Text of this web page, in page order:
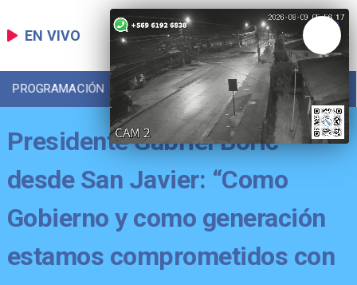
EN VIVO
PROGRAMACIÓN LOCAL DEPORTES
Presidente Gabriel Boric
desde San Javier: “Como
Gobierno y como generación
estamos comprometidos con